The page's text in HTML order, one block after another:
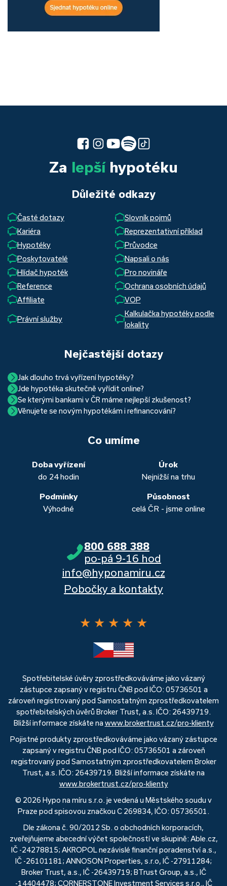
Za lepšíhypotéku
Důležité odkazy
Časté dotazy
Slovník pojmů
Kariéra
Reprezentativní příklad
Hypotéky
Průvodce
Poskytovatelé
Napsali o nás
Hlídač hypoték
Pro novináře
Reference
Ochrana osobních údajů
Affiliate
VOP
Právní služby
Kalkulačka hypotéky podle
lokality
Nejčastější dotazy
Jak dlouho trvá vyřízení hypotéky?
Hypotéka se dá zvládnout za měsíc i za tři. Nejčastěji její
uzavření trvá okolo 2 měsíců. Důvodem je především
schvalovací proces na straně bank. Existuje však řada cest,
to. Přesvědčte se sami.
Jde hypotéka skutečně vyřídit online?
Ano, skutečně jde. Díky moderním technologiím, které
používáme, již do banky při vyřizování hypotéky skutečně
Se kterými bankami v ČR máme nejlepší zkušenost?
Nejvíce proklientská je určitě Hypoteční banka. Svou
běžných účtů a rozhraním s názvem „Hypoteční zóna“.
banka, Moneta a Raiffeisenbank.
Věnujete se novým hypotékám i refinancování?
vašich aktuálních úvěrů na bydlení. Naši specialisté pro vás v
obou případech najdou výhodné řešení, které “utáhnete”.
Co umíme
Doba vyřízení
do 24 hodin
Úrok
Nejnižší na trhu
Podmínky
Výhodné
Působnost
celá ČR - jsme online
800 688 388
po-pá 9-16 hod
info@hyponamiru.cz
Pobočky a kontakty
★ ★ ★ ★ ★
Spotřebitelské úvěry zprostředkováváme jako vázaný
zástupce zapsaný v registru ČNB pod IČO: 05736501 a
zároveň registrovaný pod Samostatným zprostředkovatelem
spotřebitelských úvěrů Broker Trust, a.s. IČO: 26439719.
Bližší informace získáte na www.brokertrust.cz/pro-klienty
Pojistné produkty zprostředkováváme jako vázaný zástupce
zapsaný v registru ČNB pod IČO: 05736501 a zároveň
registrovaný pod Samostatným zprostředkovatelem Broker
Trust, a.s. IČO: 26439719. Bližší informace získáte na
www.brokertrust.cz/pro-klienty
© 2026 Hypo na míru s.r.o. je vedená u Městského soudu v
Praze pod spisovou značkou C 269834, IČO: 05736501.
Dle zákona č. 90/2012 Sb. o obchodních korporacích,
zveřejňujeme abecední výčet společností ve skupině: Able.cz,
IČ -24278815; AKROPOL nezávislé finanční poradenství a.s.,
IČ -26101181; ANNOSON Properties, s.r.o, IČ -27911284;
Broker Trust, a.s., IČ -26439719; BTrust Group, a.s., IČ
-14404478; CORNERSTONE Investment Services s.r.o., IČ